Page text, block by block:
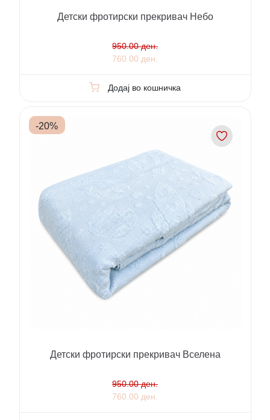
Детски фротирски прекривач Небо
950.00 ден.
760.00 ден.
Додај во кошничка
-20%
Детски фротирски прекривач Вселена
950.00 ден.
760.00 ден.